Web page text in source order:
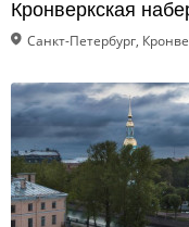
Кронверкская
Санкт-Петербург,